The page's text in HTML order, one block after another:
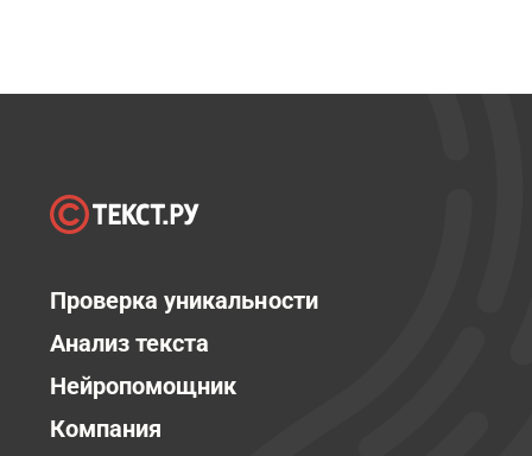
Проверка уникальности
Анализ текста
Нейропомощник
Компания